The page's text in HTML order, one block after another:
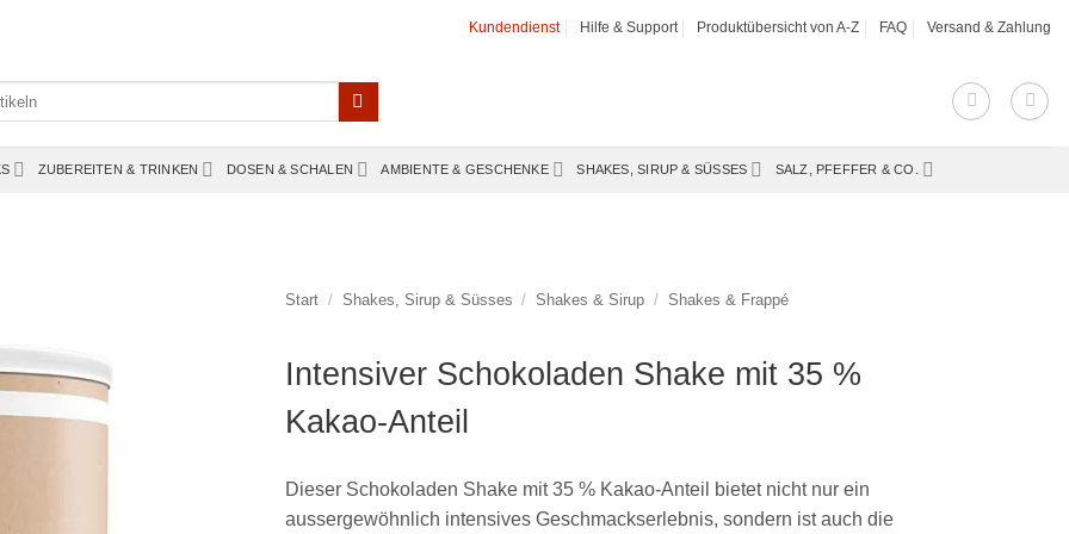
Kundendienst Hilfe & Support Produktübersicht von A-Z FAQ Versand & Zahlung
ZUBEREITEN & TRINKEN DOSEN & SCHALEN AMBIENTE & GESCHENKE SHAKES, SIRUP & SÜSSES SALZ, PFEFFER & CO.
Start / Shakes, Sirup & Süsses / Shakes & Sirup / Shakes & Frappé
Intensiver Schokoladen Shake mit 35 %
Kakao-Anteil
Dieser Schokoladen Shake mit 35 % Kakao-Anteil bietet nicht nur ein
aussergewöhnlich intensives Geschmackserlebnis, sondern ist auch die